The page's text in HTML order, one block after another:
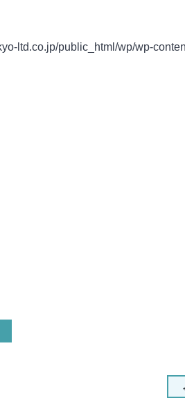
ltd.co.jp/public_html/wp/wp-